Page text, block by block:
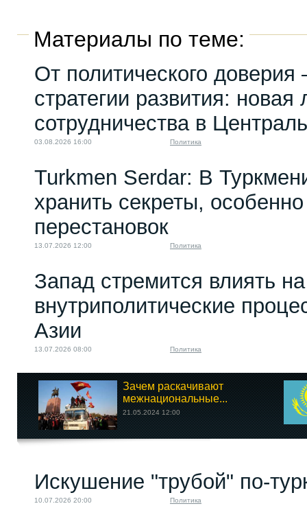
Материалы по теме:
От политического
стратегии развития: новая
сотрудничества в
03.08.2026 16:00 Политика
Turkmen Serdar: В
хранить секреты,
перестановок
13.07.2026 12:00 Политика
Запад стремится влиять на
внутриполитические
Азии
13.07.2026 08:00 Политика
Зачем раскачивают
межнациональные...
21.05.2024 12:00
Искушение "трубой" по-
10.07.2026 20:00 Политика